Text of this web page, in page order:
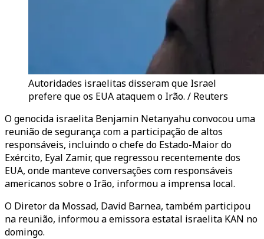
Autoridades israelitas disseram que Israel
prefere que os EUA ataquem o Irão. / Reuters
O genocida israelita Benjamin Netanyahu convocou uma
reunião de segurança com a participação de altos
responsáveis, incluindo o chefe do Estado-Maior do
Exército, Eyal Zamir, que regressou recentemente dos
EUA, onde manteve conversações com responsáveis
americanos sobre o Irão, informou a imprensa local.
O Diretor da Mossad, David Barnea, também participou
na reunião, informou a emissora estatal israelita KAN no
domingo.